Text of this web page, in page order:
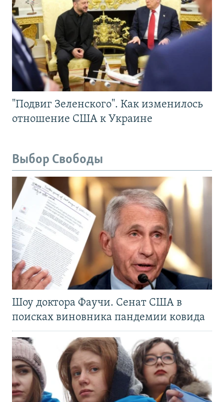
"Подвиг Зеленского". Как изменилось
отношение США к Украине
Выбор Свободы
Шоу доктора Фаучи. Сенат США в
поисках виновника пандемии ковида